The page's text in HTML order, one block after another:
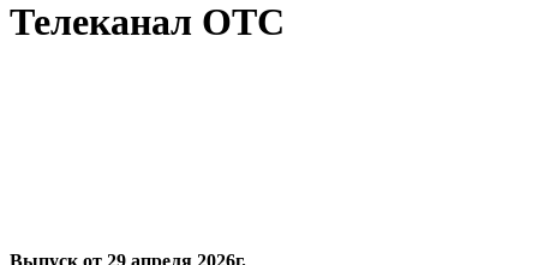
Телеканал ОТС
Выпуск от 29 апреля 2026г.